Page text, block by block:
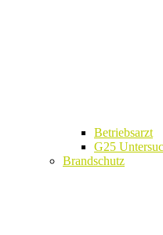
Betriebsarzt
G25
Brandschutz